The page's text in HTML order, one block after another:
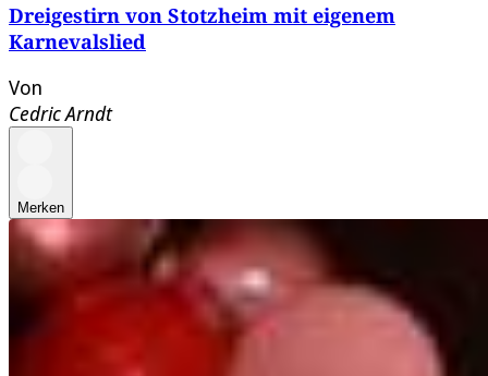
Dreigestirn von Stotzheim mit eigenem
Karnevalslied
Von
Cedric Arndt
Merken